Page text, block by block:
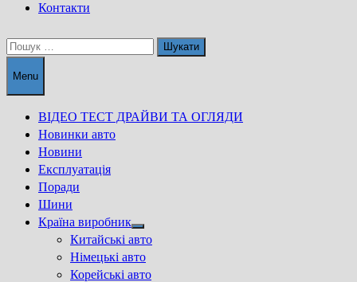
Контакти
Пошук:
Menu
ВІДЕО ТЕСТ ДРАЙВИ ТА ОГЛЯДИ
Новинки авто
Новини
Експлуатація
Поради
Шини
Країна виробник
Show
sub
menu
Китайські авто
Німецькі авто
Корейські авто